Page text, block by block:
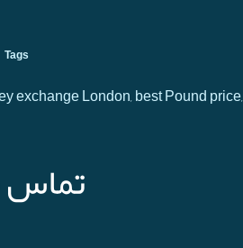
Tags
exchange London, best Pound
تماس